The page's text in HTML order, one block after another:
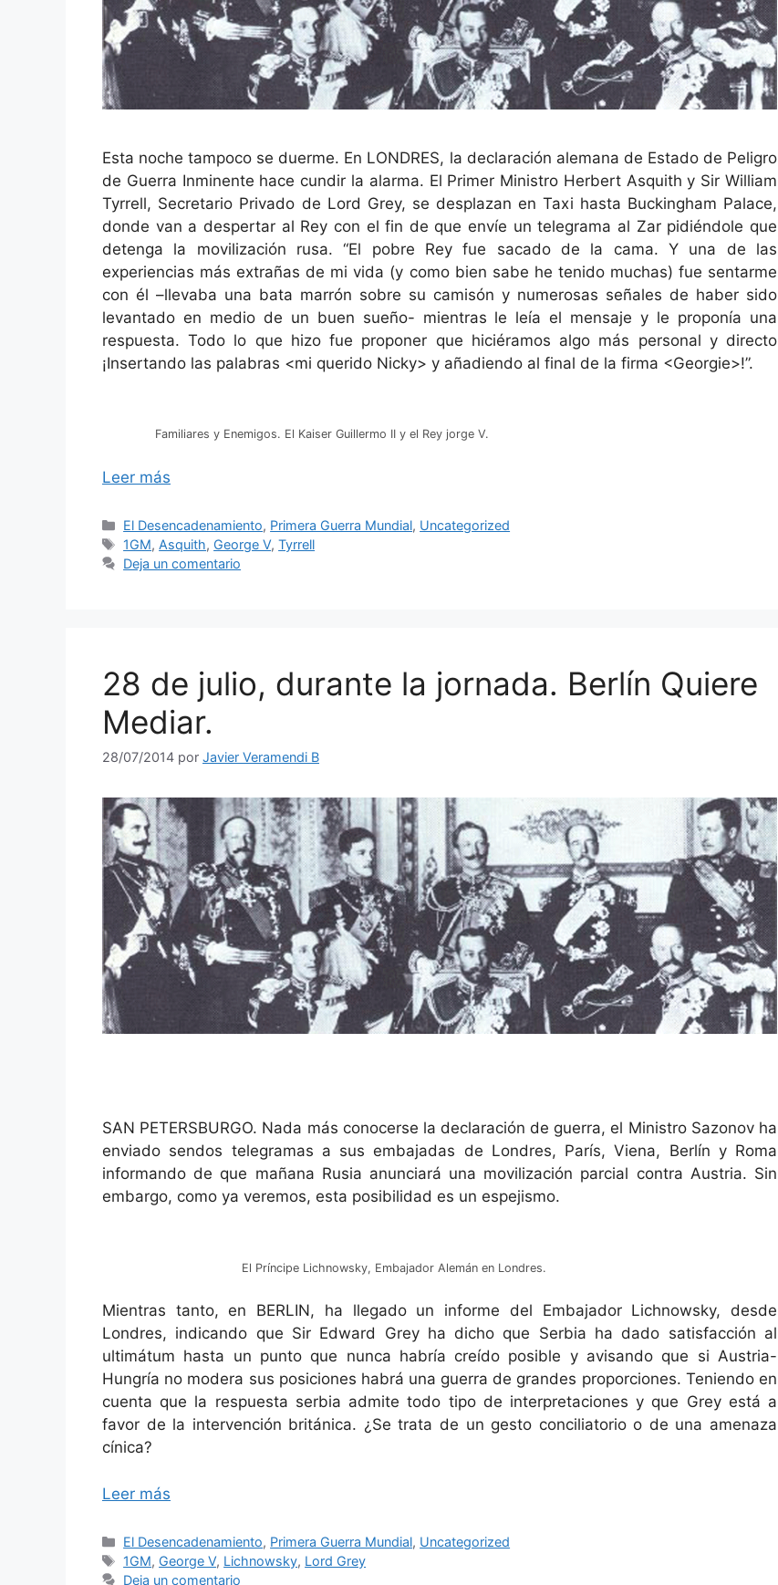
Esta noche tampoco se duerme. En LONDRES, la declaración alemana de Estado de Peligro
de Guerra Inminente hace cundir la alarma. El Primer Ministro Herbert Asquith y Sir William
Tyrrell, Secretario Privado de Lord Grey, se desplazan en Taxi hasta Buckingham Palace,
donde van a despertar al Rey con el fin de que envíe un telegrama al Zar pidiéndole que
detenga la movilización rusa. “El pobre Rey fue sacado de la cama. Y una de las
experiencias más extrañas de mi vida (y como bien sabe he tenido muchas) fue sentarme
con él –llevaba una bata marrón sobre su camisón y numerosas señales de haber sido
levantado en medio de un buen sueño- mientras le leía el mensaje y le proponía una
respuesta. Todo lo que hizo fue proponer que hiciéramos algo más personal y directo
¡Insertando las palabras <mi querido Nicky> y añadiendo al final de la firma <Georgie>!”.
Familiares y Enemigos. El Kaiser Guillermo II y el Rey jorge V.
Leer más
Categorías
El Desencadenamiento, Primera Guerra Mundial, Uncategorized
Etiquetas
1GM, Asquith, George V,Tyrrell
Deja un comentario
28 de julio, durante la jornada. Berlín Quiere
Mediar.
28/07/2014 por Javier Veramendi B
SAN PETERSBURGO. Nada más conocerse la declaración de guerra, el Ministro Sazonov ha
enviado sendos telegramas a sus embajadas de Londres, París, Viena, Berlín y Roma
informando de que mañana Rusia anunciará una movilización parcial contra Austria. Sin
embargo, como ya veremos, esta posibilidad es un espejismo.
El Príncipe Lichnowsky, Embajador Alemán en Londres.
Mientras tanto, en BERLIN, ha llegado un informe del Embajador Lichnowsky, desde
Londres, indicando que Sir Edward Grey ha dicho que Serbia ha dado satisfacción al
ultimátum hasta un punto que nunca habría creído posible y avisando que si Austria-
Hungría no modera sus posiciones habrá una guerra de grandes proporciones. Teniendo en
cuenta que la respuesta serbia admite todo tipo de interpretaciones y que Grey está a
favor de la intervención británica. ¿Se trata de un gesto conciliatorio o de una amenaza
cínica?
Leer más
Categorías
El Desencadenamiento, Primera Guerra Mundial, Uncategorized
Etiquetas
1GM, George V, Lichnowsky, Lord Grey
Deja un comentario